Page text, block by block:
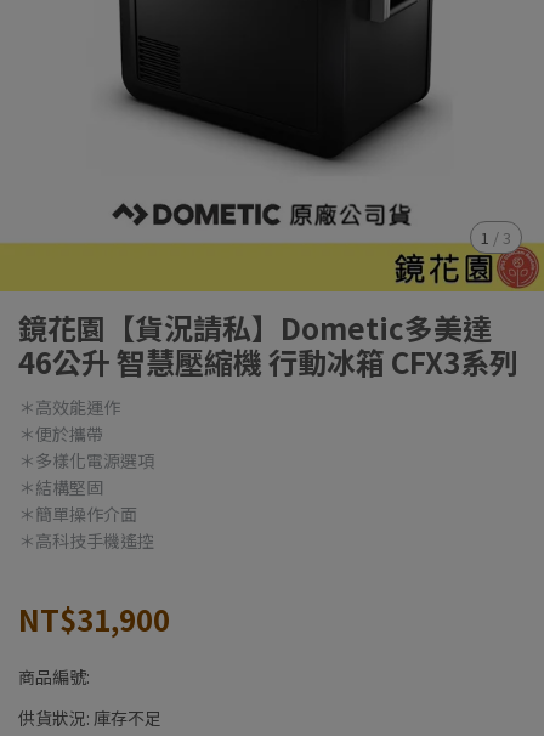
1 / 3
鏡花園【貨況請私】Dometic多美達
46公升 智慧壓縮機 行動冰箱 CFX3系列
＊高效能運作
＊便於攜帶
＊多樣化電源選項
＊結構堅固
＊簡單操作介面
＊高科技手機遙控
NT$31,900
商品編號:
供貨狀況: 庫存不足